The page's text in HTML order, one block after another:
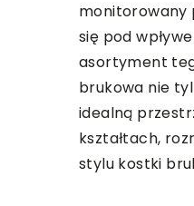
monitorowany
się pod
asortyment
brukowa nie
idealną
kształtach,
stylu kostki